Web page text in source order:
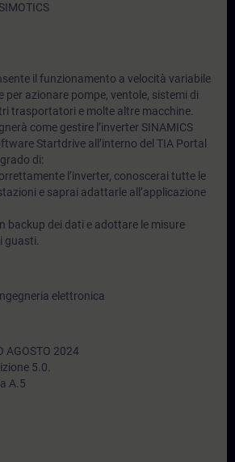
il funzionamento a velocità variabile
per azionare pompe, ventole, sistemi di
trasportatori e molte altre macchine.
come gestire l’inverter SINAMICS
Startdrive all’interno del TIA Portal
di:
l’inverter, conoscerai tutte le
e saprai adattarle all’applicazione
backup dei dati e adottare le misure
guasti.
elettronica
AGOSTO 2024
5.0.
A.5